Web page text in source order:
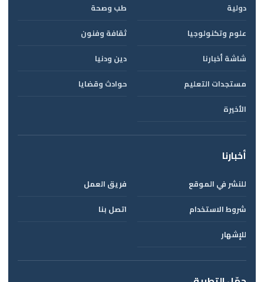
دولية
طب وصحة
علوم وتكنولوجيا
ثقافة وفنون
شاشة أخبارنا
دين ودنيا
مستجدات التعليم
حوادث وقضايا
الأخيرة
أخبارنا
للنشر في الموقع
فريق العمل
شروط الاستخدام
اتصل بنا
للإشهار